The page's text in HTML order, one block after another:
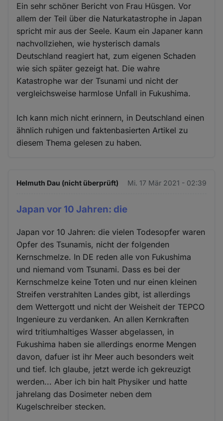
Ein sehr schöner Bericht von Frau Hüsgen. Vor
allem der Teil über die Naturkatastrophe in Japan
spricht mir aus der Seele. Kaum ein Japaner kann
nachvollziehen, wie hysterisch damals
Deutschland reagiert hat, zum eigenen Schaden
wie sich später gezeigt hat. Die wahre
Katastrophe war der Tsunami und nicht der
vergleichsweise harmlose Unfall in Fukushima.
Ich kann mich nicht erinnern, in Deutschland einen
ähnlich ruhigen und faktenbasierten Artikel zu
diesem Thema gelesen zu haben.
Helmuth Dau (nicht überprüft) Mi. 17 Mär 2021 - 02:39
Japan vor 10 Jahren: die
Japan vor 10 Jahren: die vielen Todesopfer waren
Opfer des Tsunamis, nicht der folgenden
Kernschmelze. In DE reden alle von Fukushima
und niemand vom Tsunami. Dass es bei der
Kernschmelze keine Toten und nur einen kleinen
Streifen verstrahlten Landes gibt, ist allerdings
dem Wettergott und nicht der Weisheit der TEPCO
Ingenieure zu verdanken. An allen Kernkraften
wird tritiumhaltiges Wasser abgelassen, in
Fukushima haben sie allerdings enorme Mengen
davon, dafuer ist ihr Meer auch besonders weit
und tief. Ich glaube, jetzt werde ich gekreuzigt
werden... Aber ich bin halt Physiker und hatte
jahrelang das Dosimeter neben dem
Kugelschreiber stecken.